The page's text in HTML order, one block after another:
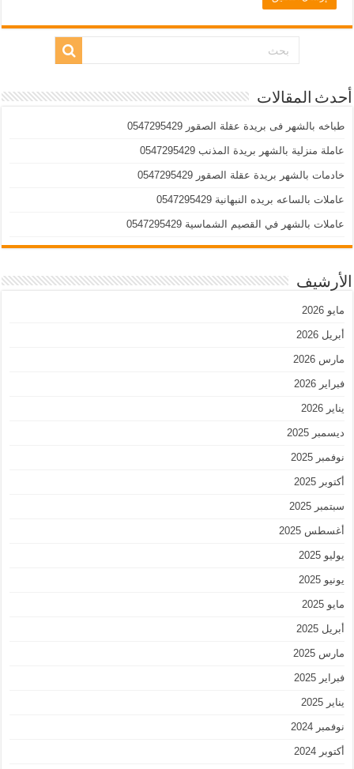
أحدث المقالات
طباخه بالشهر فى بريدة عقلة الصقور 0547295429
عاملة منزلية بالشهر بريدة المذنب 0547295429
خادمات بالشهر بريدة عقلة الصقور 0547295429
عاملات بالساعه بريده النبهانية 0547295429
عاملات بالشهر في القصيم الشماسية 0547295429
الأرشيف
مايو 2026
أبريل 2026
مارس 2026
فبراير 2026
يناير 2026
ديسمبر 2025
نوفمبر 2025
أكتوبر 2025
سبتمبر 2025
أغسطس 2025
يوليو 2025
يونيو 2025
مايو 2025
أبريل 2025
مارس 2025
فبراير 2025
يناير 2025
نوفمبر 2024
أكتوبر 2024